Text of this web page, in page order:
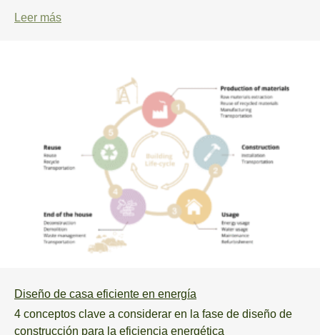
Leer más
Diseño de casa eficiente en energía
4 conceptos clave a considerar en la fase de diseño de
construcción para la eficiencia energética